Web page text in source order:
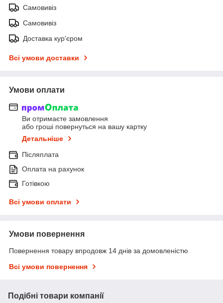
Самовивіз
Самовивіз
Доставка кур'єром
Всі умови доставки
Умови оплати
Ви отримаєте замовлення
або гроші повернуться на вашу картку
Детальніше
Післяплата
Оплата на рахунок
Готівкою
Всі умови оплати
Умови повернення
Повернення товару впродовж 14 днів за домовленістю
Всі умови повернення
Подібні товари компанії